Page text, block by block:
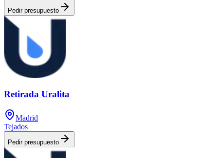
Pedir presupuesto
Retirada Uralita
Madrid
Tejados
Pedir presupuesto